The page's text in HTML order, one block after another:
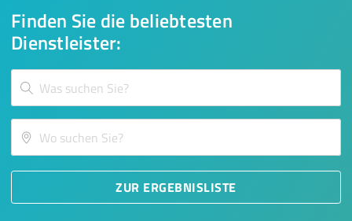
Finden Sie die beliebtesten
Dienstleister:
ZUR ERGEBNISLISTE